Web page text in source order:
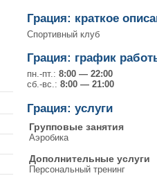
Грация: краткое
Спортивный клуб
Грация: график
пн.-пт.: 8:00 — 22:00
сб.-вс.: 8:00 — 21:00
Грация: услуги
Групповые занятия
Аэробика
Дополнительные услуги
Персональный тренинг